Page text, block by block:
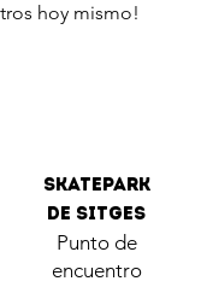
hoy mismo!
Skatepark
de Sitges
Punto de
encuentro